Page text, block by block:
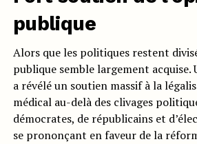
publique
Alors que les politiques restent
publique semble largement acquise.
a révélé un soutien massif à la
médical au-delà des clivages
démocrates, de républicains et
se prononçant en faveur de la